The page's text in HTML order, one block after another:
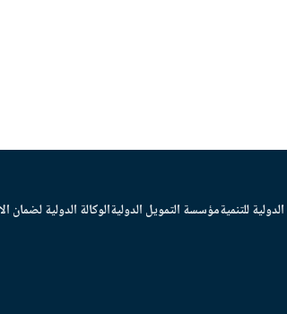
للتنميةمؤسسة التمويل الدوليةالوكالة الدولية لضمان